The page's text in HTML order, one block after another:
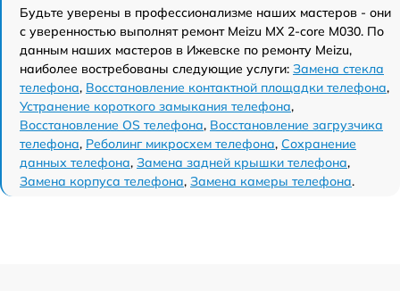
Будьте уверены в профессионализме наших мастеров - они
с уверенностью выполнят ремонт Meizu MX 2-core M030. По
данным наших мастеров в Ижевске по ремонту Meizu,
наиболее востребованы следующие услуги: Замена стекла
телефона, Восстановление контактной площадки телефона,
Устранение короткого замыкания телефона,
Восстановление OS телефона, Восстановление загрузчика
телефона, Реболинг микросхем телефона, Сохранение
данных телефона, Замена задней крышки телефона,
Замена корпуса телефона, Замена камеры телефона.